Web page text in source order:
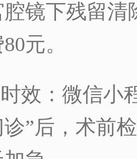
镜下残留清
元。
效：微信小
”后，术前